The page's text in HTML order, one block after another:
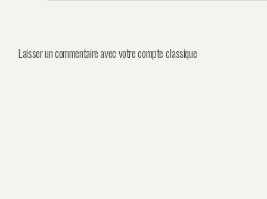
Laisser un commentaire avec votre compte classique